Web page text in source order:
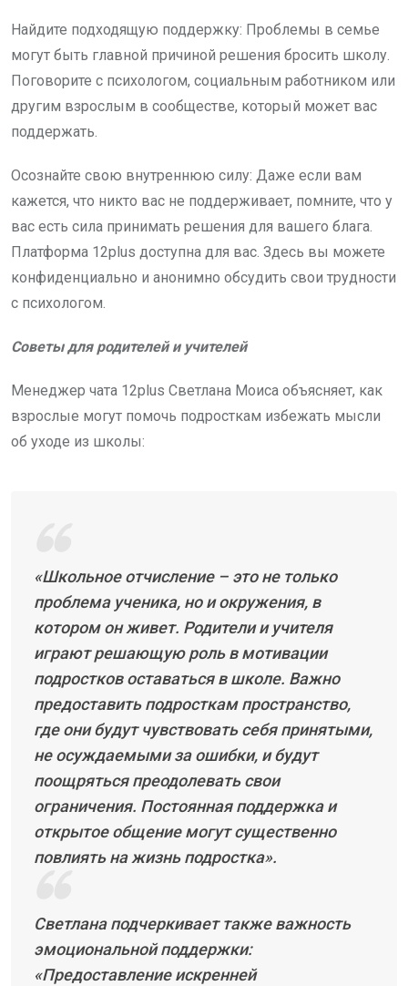
Найдите подходящую поддержку: Проблемы в семье
могут быть главной причиной решения бросить школу.
Поговорите с психологом, социальным работником или
другим взрослым в сообществе, который может вас
поддержать.
Осознайте свою внутреннюю силу: Даже если вам
кажется, что никто вас не поддерживает, помните, что у
вас есть сила принимать решения для вашего блага.
Платформа 12plus доступна для вас. Здесь вы можете
конфиденциально и анонимно обсудить свои трудности
с психологом.
Советы для родителей и учителей
Менеджер чата 12plus Светлана Моиса объясняет, как
взрослые могут помочь подросткам избежать мысли
об уходе из школы:
«Школьное отчисление – это не только
проблема ученика, но и окружения, в
котором он живет. Родители и учителя
играют решающую роль в мотивации
подростков оставаться в школе. Важно
предоставить подросткам пространство,
где они будут чувствовать себя принятыми,
не осуждаемыми за ошибки, и будут
поощряться преодолевать свои
ограничения. Постоянная поддержка и
открытое общение могут существенно
повлиять на жизнь подростка».
Светлана подчеркивает также важность
эмоциональной поддержки:
«Предоставление искренней